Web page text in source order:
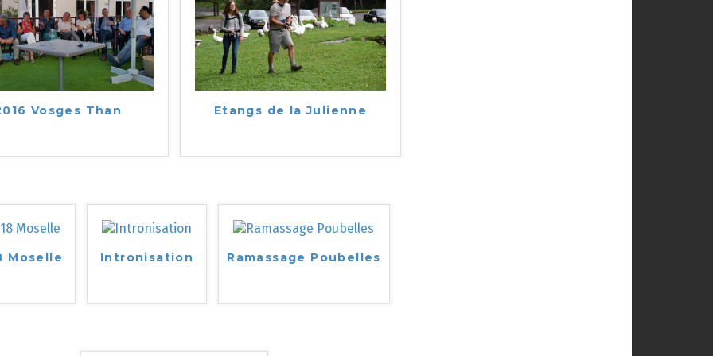
Vosges Than Etangs de la Julienne
Moselle Intronisation Ramassage Poubelles